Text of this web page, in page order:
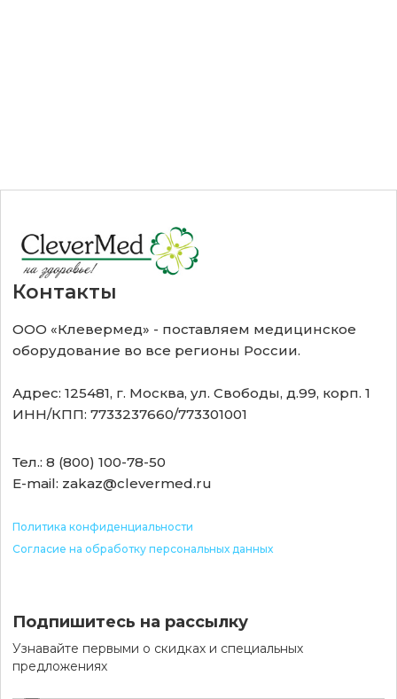
Контакты
ООО «Клевермед» - поставляем медицинское
оборудование во все регионы России.
Адрес: 125481, г. Москва, ул. Свободы, д.99, корп. 1
ИНН/КПП: 7733237660/773301001
Тел.: 8 (800) 100-78-50
E-mail: zakaz@clevermed.ru
Политика конфиденциальности
Согласие на обработку персональных данных
Подпишитесь на рассылку
Узнавайте первыми о скидках и специальных
предложениях